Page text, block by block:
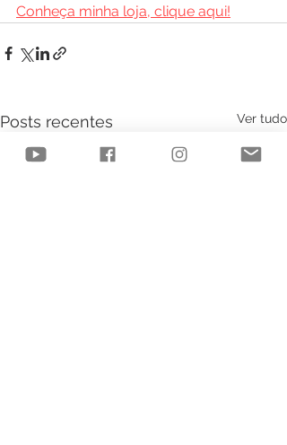
Conheça minha loja, clique aqui!
Posts recentes Ver tudo